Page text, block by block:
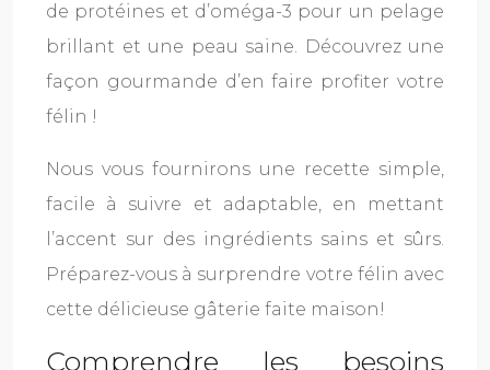
de protéines et d’oméga-3 pour un pelage
brillant et une peau saine. Découvrez une
façon gourmande d’en faire profiter votre
félin !
Nous vous fournirons une recette simple,
facile à suivre et adaptable, en mettant
l’accent sur des ingrédients sains et sûrs.
Préparez-vous à surprendre votre félin avec
cette délicieuse gâterie faite maison!
Comprendre les besoins